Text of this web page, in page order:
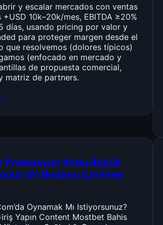
y escalar mercados con ventas
10k–20k/mes, EBITDA ≥20%
días, usando pricing por valor y
para proteger margen desde el
que resolvemos (dolores típicos)
(enfocado en mercado y
de propuesta comercial,
y matriz de partners.
Promosyon Kodu Büyük
Ve Bedava Çevirme
Oynamak Mı Istiyorsunuz?
Yapın Content Mostbet Bahis